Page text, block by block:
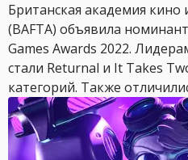
Британская академия кино
(BAFTA) объявила
Games Awards 2022.
стали Returnal и It Takes
категорий. Также